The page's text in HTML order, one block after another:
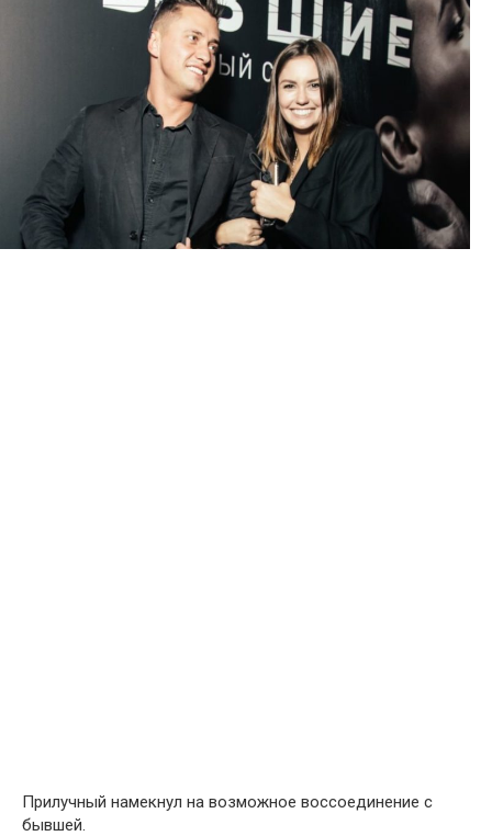
Прилучный намекнул на возможное воссоединение с
бывшей.